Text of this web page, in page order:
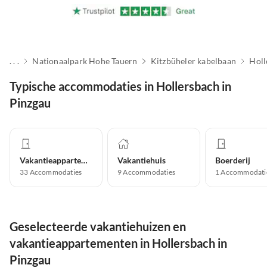
. . . Nationaalpark Hohe Tauern Kitzbüheler kabelbaan
Typische accommodaties in Hollersbach in
Pinzgau
Vakantieappartement
33 Accommodaties
Vakantiehuis
9Accommodaties
Boerderij
1
Geselecteerde vakantiehuizen en
vakantieappartementen in Hollersbach in
Pinzgau